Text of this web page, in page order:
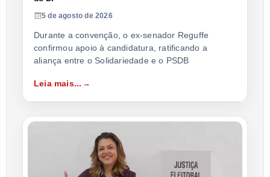
5 de agosto de 2026
Durante a convenção, o ex-senador Reguffe
confirmou apoio à candidatura, ratificando a
aliança entre o Solidariedade e o PSDB
Leia mais...